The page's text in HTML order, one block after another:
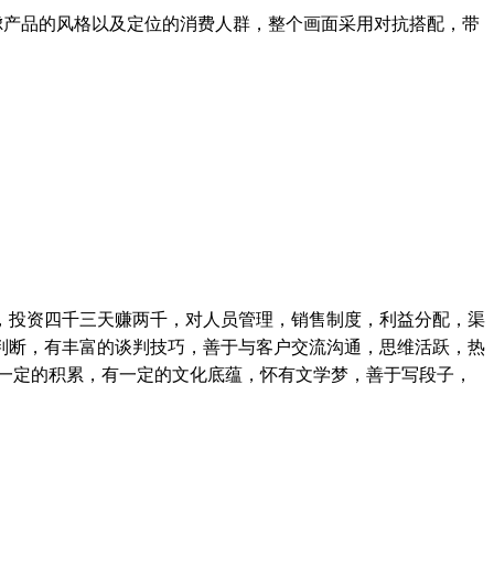
品的风格以及定位的消费人群，整个画面采用对抗搭配，带
资四千三天赚两千，对人员管理，销售制度，利益分配，渠
，有丰富的谈判技巧，善于与客户交流沟通，思维活跃，热
的积累，有一定的文化底蕴，怀有文学梦，善于写段子，